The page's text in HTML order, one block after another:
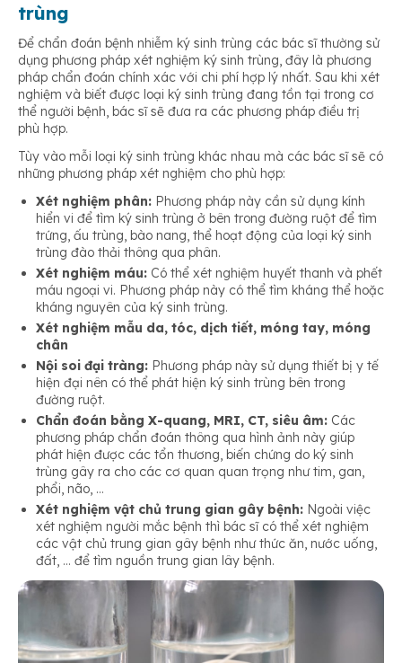
trùng
Để chẩn đoán bệnh nhiễm ký sinh trùng các bác sĩ thường sử
dụng phương pháp xét nghiệm ký sinh trùng, đây là phương
pháp chẩn đoán chính xác với chi phí hợp lý nhất. Sau khi xét
nghiệm và biết được loại ký sinh trùng đang tồn tại trong cơ
thể người bệnh, bác sĩ sẽ đưa ra các phương pháp điều trị
phù hợp.
Tùy vào mỗi loại ký sinh trùng khác nhau mà các bác sĩ sẽ có
những phương pháp xét nghiệm cho phù hợp:
Xét nghiệm phân: Phương pháp này cần sử dụng kính
hiển vi để tìm ký sinh trùng ở bên trong đường ruột để tìm
trứng, ấu trùng, bào nang, thể hoạt động của loại ký sinh
trùng đào thải thông qua phân.
Xét nghiệm máu: Có thể xét nghiệm huyết thanh và phết
máu ngoại vi. Phương pháp này có thể tìm kháng thể hoặc
kháng nguyên của ký sinh trùng.
Xét nghiệm mẫu da, tóc, dịch tiết, móng tay, móng
chân
Nội soi đại tràng: Phương pháp này sử dụng thiết bị y tế
hiện đại nên có thể phát hiện ký sinh trùng bên trong
đường ruột.
Chẩn đoán bằng X-quang, MRI, CT, siêu âm: Các
phương pháp chẩn đoán thông qua hình ảnh này giúp
phát hiện được các tổn thương, biến chứng do ký sinh
trùng gây ra cho các cơ quan quan trọng như tim, gan,
phổi, não, …
Xét nghiệm vật chủ trung gian gây bệnh: Ngoài việc
xét nghiệm người mắc bệnh thì bác sĩ có thể xét nghiệm
các vật chủ trung gian gây bệnh như thức ăn, nước uống,
đất, … để tìm nguồn trung gian lây bệnh.